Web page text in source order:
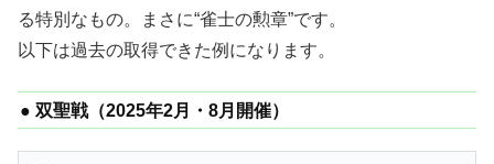
る特別なもの。まさに“雀士の勲章”です。
以下は過去の取得できた例になります。
● 双聖戦（2025年2月・8月開催）